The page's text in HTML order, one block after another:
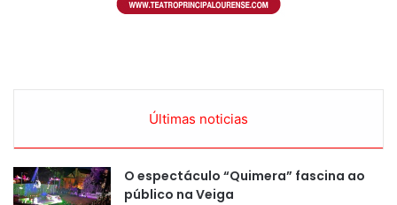
Últimas noticias
O espectáculo “Quimera” fascina ao
público na Veiga